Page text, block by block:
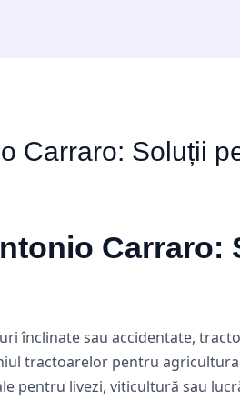
Carraro: Soluții
Carraro:
înclinate sau accidentate,
tractoarelor pentru
pentru livezi, viticultură sau